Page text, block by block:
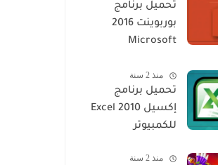
تحميل برنامج
بوربوينت 2016
Microsoft
للكمبيوتر مجانا
منذ 2 سنة
تحميل برنامج
إكسيل Excel 2010
للكمبيوتر
منذ 2 سنة